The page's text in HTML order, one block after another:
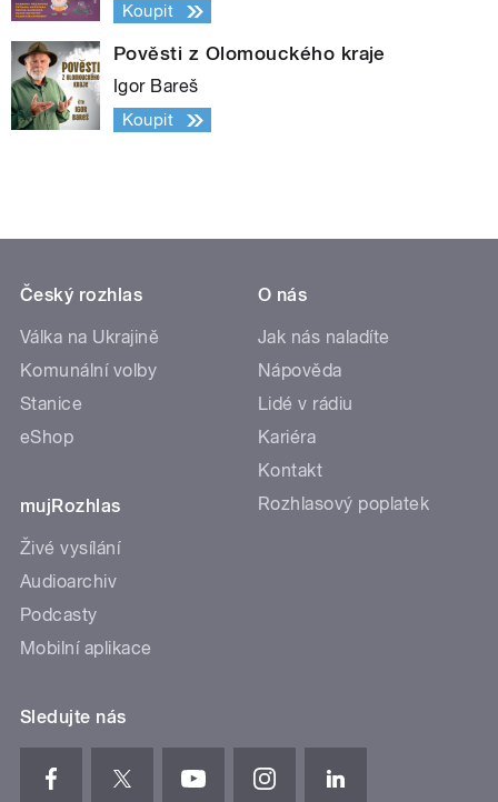
Koupit
Pověsti z Olomouckého kraje
Igor Bareš
Koupit
Český rozhlas
Válka na Ukrajině
Komunální volby
Stanice
eShop
mujRozhlas
Živé vysílání
Audioarchiv
Podcasty
Mobilní aplikace
O nás
Jak nás naladíte
Nápověda
Lidé v rádiu
Kariéra
Kontakt
Rozhlasový poplatek
Sledujte nás